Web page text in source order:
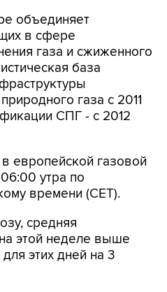
объединяет
в сфере
газа и сжиженного
база
газа с 2011
СПГ - с 2012
европейской газовой
утра по
времени (CET).
средняя
этой неделе выше
этих дней на 3